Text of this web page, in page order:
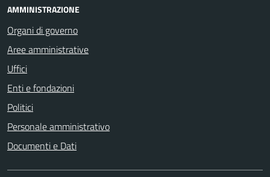
AMMINISTRAZIONE
Organi di governo
Aree amministrative
Uffici
Enti e fondazioni
Politici
Personale amministrativo
Documenti e Dati